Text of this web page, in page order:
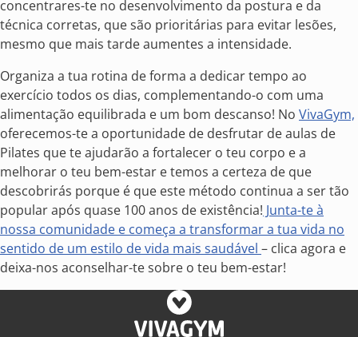
concentrares-te no desenvolvimento da postura e da
técnica corretas, que são prioritárias para evitar lesões,
mesmo que mais tarde aumentes a intensidade.
Organiza a tua rotina de forma a dedicar tempo ao
exercício todos os dias, complementando-o com uma
alimentação equilibrada e um bom descanso! No VivaGym,
oferecemos-te a oportunidade de desfrutar de aulas de
Pilates que te ajudarão a fortalecer o teu corpo e a
melhorar o teu bem-estar e temos a certeza de que
descobrirás porque é que este método continua a ser tão
popular após quase 100 anos de existência! Junta-te à
nossa comunidade e começa a transformar a tua vida no
sentido de um estilo de vida mais saudável – clica agora e
deixa-nos aconselhar-te sobre o teu bem-estar!